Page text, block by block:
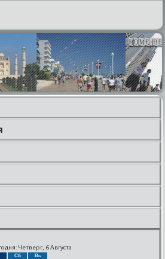
Четверг, 6 Августа
Сб Вс